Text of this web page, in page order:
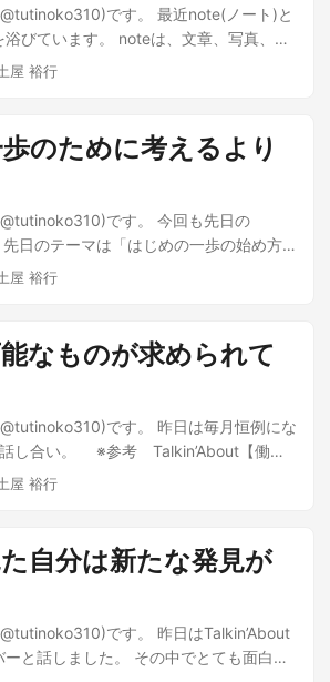
です。 最近note(ノート)と
びています。 noteは、文章、写真、イ
ど 手軽に投稿できるクリエイターと読
、 自身のブログ記事やブログ術につい
しています。 イケダハヤトさん note...
屋 裕行
のために考えるより
です。 今回も先日の
日のテーマは「はじめの一歩の始め方」
バーそれぞれがここにたどりつくまでに
し合いました。 自分にとって「はじめの
、...
屋 裕行
なものが求められて
です。 昨日は毎月恒例にな
話し合い。 ※参考 Talkin’About【働く
きました) 会場は前に紹介したゲストハ
について紹介し、...
屋 裕行
自分は新たな発見が
です。 昨日はTalkin’About
と話しました。 その中でとても面白か